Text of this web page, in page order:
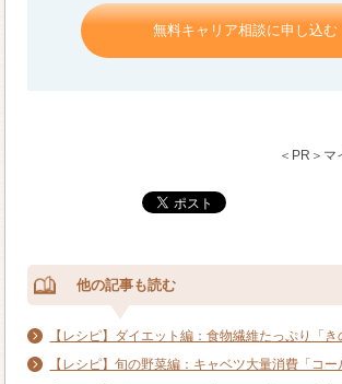
無料キャリア相談に申し込む
＜PR＞マ
他の記事も読む
【レシピ】ダイエット編：食物繊維たっぷり「き
【レシピ】旬の野菜編：キャベツ大量消費「コー